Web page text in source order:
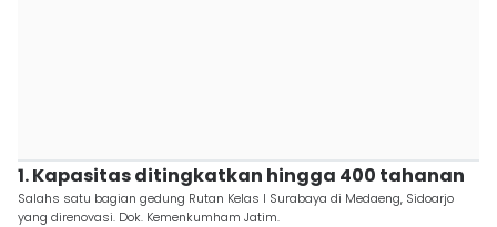
1. Kapasitas ditingkatkan hingga 400 tahanan
Salahs satu bagian gedung Rutan Kelas I Surabaya di Medaeng, Sidoarjo
yang direnovasi. Dok. Kemenkumham Jatim.